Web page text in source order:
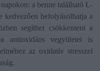
a benne található L-
kedvezően befolyásolhatja a
segíthet csökkenteni a
antioxidáns vegyületei is
az oxidatív stresszel